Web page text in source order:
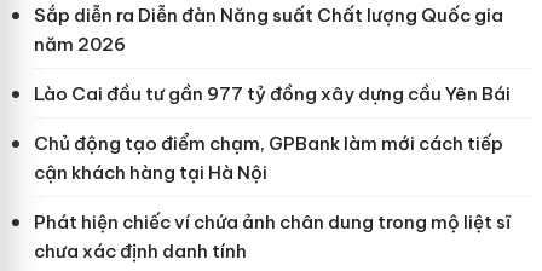
Sắp diễn ra Diễn đàn Năng suất Chất lượng Quốc gia
năm 2026
Lào Cai đầu tư gần 977 tỷ đồng xây dựng cầu Yên Bái
Chủ động tạo điểm chạm, GPBank làm mới cách tiếp
cận khách hàng tại Hà Nội
Phát hiện chiếc ví chứa ảnh chân dung trong mộ liệt sĩ
chưa xác định danh tính